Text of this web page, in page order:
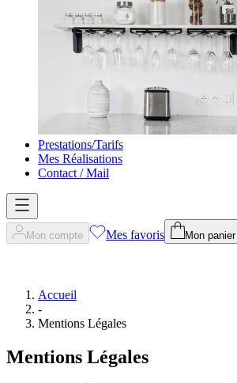
Prestations/Tarifs
Mes Réalisations
Contact / Mail
Mon compte Mes favoris Mon panier
Accueil
-
Mentions Légales
Mentions Légales